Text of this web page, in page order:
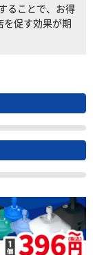
ることで、お得
を促す効果が期